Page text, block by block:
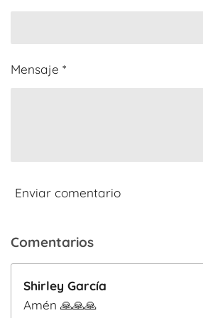
s
a
Mensaje *
Enviar comentario
Comentarios
Shirley García
Amén 🙏🙏🙏